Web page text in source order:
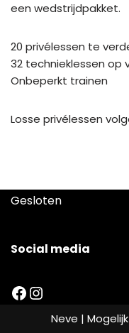
een wedstrijdpakket.
20 privélessen te
32 technieklessen op
Onbeperkt trainen
Losse privélessen
Gesloten
Social media
Neve |